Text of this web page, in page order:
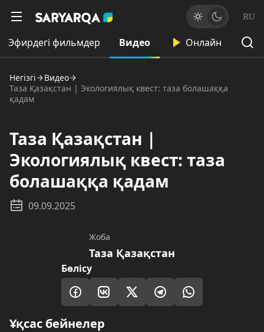
RU
Эфирдегі фильмдер Видео Онлайн
Негізгі
Видео
Таза Қазақстан | Экологиялық квест: таза болашаққа
қадам
Таза Қазақстан |
Экологиялық квест: таза
болашаққа қадам
09.09.2025
Жоба
Таза Қазақстан
Бөлісу
Ұқсас бейнелер